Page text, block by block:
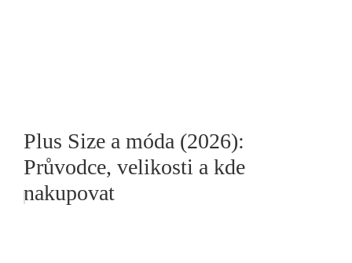
Plus Size a móda (2026):
Průvodce, velikosti a kde
nakupovat